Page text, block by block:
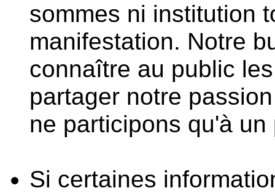
sommes ni institution
manifestation. Notre
connaître au public
partager notre
ne participons qu'à
Si certaines